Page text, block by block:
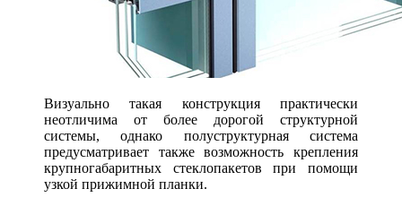
Визуально такая конструкция практически
неотличима от более дорогой структурной
системы, однако полуструктурная система
предусматривает также возможность крепления
крупногабаритных стеклопакетов при помощи
узкой прижимной планки.